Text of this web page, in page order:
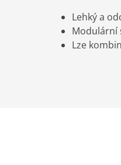
Lehký a
Modulární
Lze